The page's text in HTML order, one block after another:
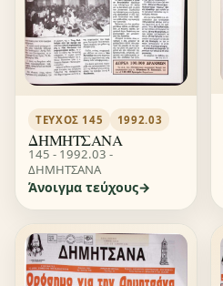
ΤΕΎΧΟΣ 145 1992.03
ΔΗΜΗΤΣΑΝΑ
145 - 1992.03 -
ΔΗΜΗΤΣΑΝΑ
Άνοιγμα τεύχους